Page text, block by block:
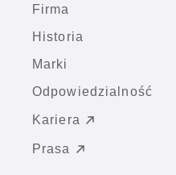
Firma
Historia
Marki
Odpowiedzialność
Kariera
Prasa